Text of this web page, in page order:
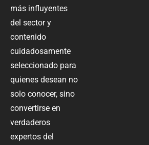
más influyentes
del sector y
contenido
cuidadosamente
seleccionado para
quienes desean no
solo conocer, sino
convertirse en
verdaderos
expertos del